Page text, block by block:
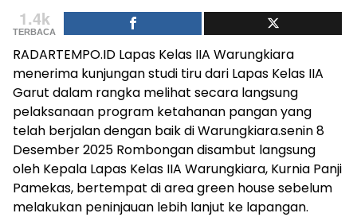
1.4k
TERBACA
RADARTEMPO.ID Lapas Kelas IIA Warungkiara
menerima kunjungan studi tiru dari Lapas Kelas IIA
Garut dalam rangka melihat secara langsung
pelaksanaan program ketahanan pangan yang
telah berjalan dengan baik di Warungkiara.senin 8
Desember 2025 Rombongan disambut langsung
oleh Kepala Lapas Kelas IIA Warungkiara, Kurnia Panji
Pamekas, bertempat di area green house sebelum
melakukan peninjauan lebih lanjut ke lapangan.